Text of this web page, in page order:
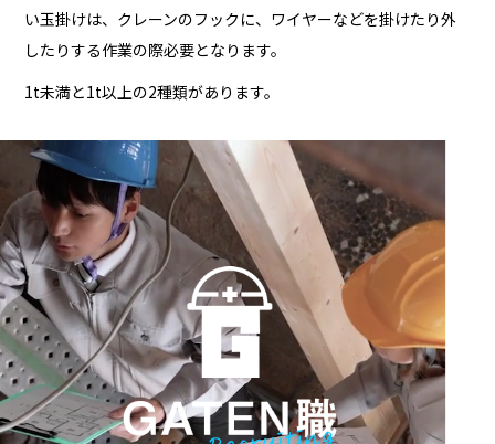
い玉掛けは、クレーンのフックに、ワイヤーなどを掛けたり外
したりする作業の際必要となります。
1t未満と1t以上の2種類があります。